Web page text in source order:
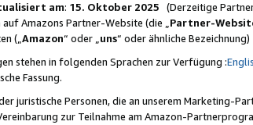
am: 15. Oktober 2025 (Derzeitige
Amazons Partner-Website (die „Partner-
(„Amazon“ oder „uns“ oder ähnliche
stehen in folgenden Sprachen zur Verfügung :
Fassung.
juristische Personen, die an unserem Marketing-
zur Teilnahme am Amazon-